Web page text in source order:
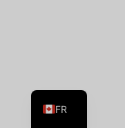
FR